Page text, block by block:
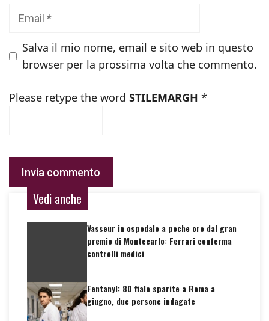
Salva il mio nome, email e sito web in questo
browser per la prossima volta che commento.
Please retype the word STILEMARGH *
Vedi anche
Vasseur in ospedale a poche ore dal gran
premio di Montecarlo: Ferrari conferma
controlli medici
Fentanyl: 80 fiale sparite a Roma a
giugno, due persone indagate